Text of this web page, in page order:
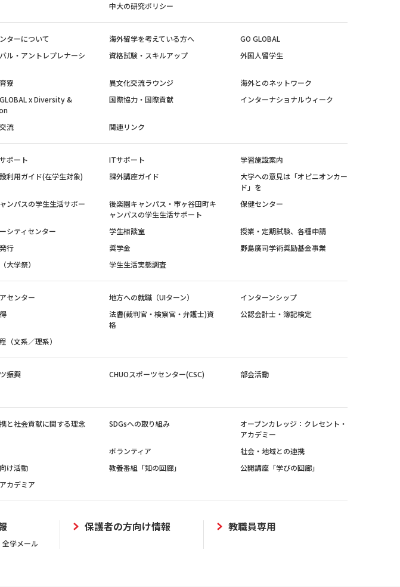
中大の研究ポリシー
ターについて 海外留学を考えている方へ
GO GLOBAL
ル・アントレプレナーシ
資格試験・スキルアップ 外国人留学生
寮 異文化交流ラウンジ
海外とのネットワーク
x Diversity &
国際協力・国際貢献 インターナショナルウィーク
流 関連リンク
ポート ITサポート
学習施設案内
利用ガイド(在学生対象)
課外講座ガイド
大学への意見は「オピニオンカー
ド」を
ンパスの学生生活サポー
後楽園キャンパス・市ヶ谷田町キ
ャンパスの学生生活サポート
保健センター
シティセンター 学生相談室
授業・定期試験、各種申請
行
奨学金
野島廣司学術奨励基金事業
大学祭）
学生生活実態調査
センター 地方への就職（UIターン）
インターンシップ
法曹(裁判官・検察官・弁護士)資
格
公認会計士・簿記検定
（文系／理系）
振興 CHUOスポーツセンター(CSC)
部会活動
と社会貢献に関する理念 SDGsへの取り組み
オープンカレッジ：クレセント・
アカデミー
ボランティア
社会・地域との連携
け活動
教養番組「知の回廊」
公開講座「学びの回廊」
カデミア
全学メール
保護者の方向け情報 教職員専用